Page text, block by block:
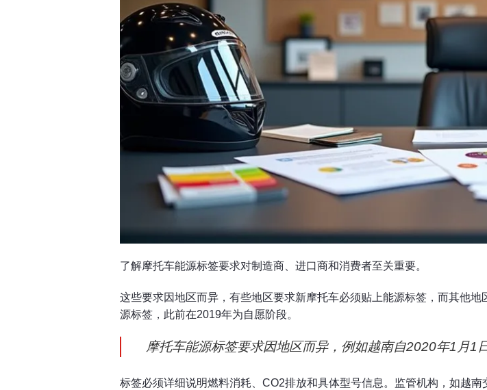
了解摩托车能源标签要求对制造商、进口商和消费者至关重要。
这些要求因地区而异，有些地区要求新摩托车必须贴上能源标签，而其他
源标签，此前在2019年为自愿阶段。
摩托车能源标签要求因地区而异，例如越南自2020年1月1
标签必须详细说明燃料消耗、CO2排放和具体型号信息。监管机构，如越南